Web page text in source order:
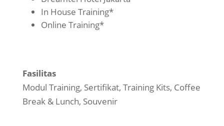
In House Training*
Online Training*
Fasilitas
Modul Training, Sertifikat, Training Kits, Coffee
Break & Lunch, Souvenir